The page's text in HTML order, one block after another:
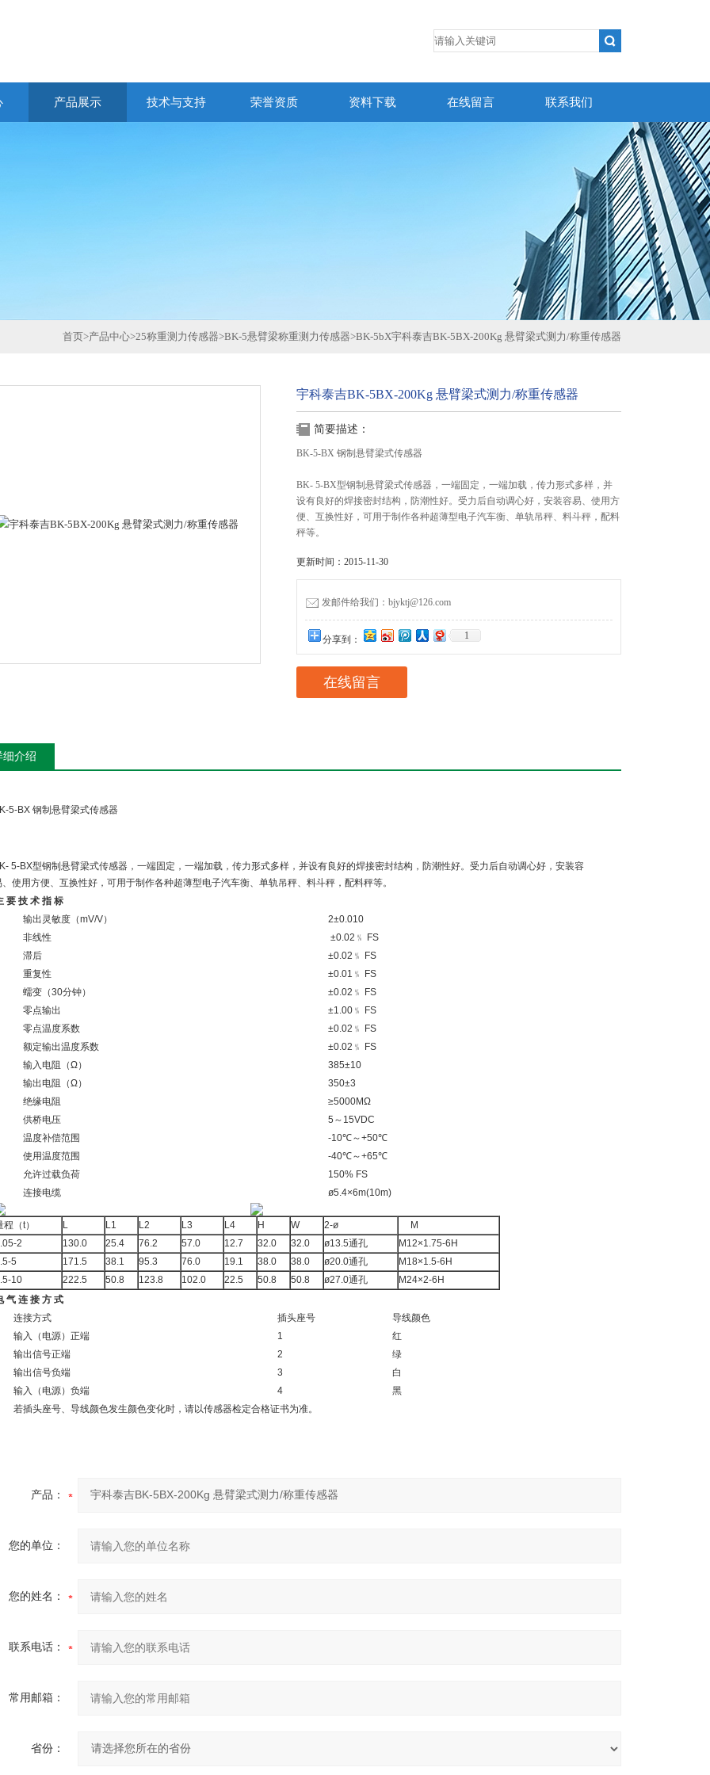
产品展示 技术与支持 荣誉资质 资料下载 在线留言 联系我们
首页>产品中心>25称重测力传感器>BK-5悬臂梁称重测力传感器>BK-5bX宇科泰吉BK-5BX-200Kg 悬臂梁式测力/称重传感器
宇科泰吉BK-5BX-200Kg 悬臂梁式测力/称重传感器
简要描述：
BK-5-BX 钢制悬臂梁式传感器
BK- 5-BX型钢制悬臂梁式传感器，一端固定，一端加载，传力形式多样，并
设有良好的焊接密封结构，防潮性好。受力后自动调心好，安装容易、使用方
便、互换性好，可用于制作各种超薄型电子汽车衡、单轨吊秤、料斗秤，配料
秤等。
更新时间：2015-11-30
发邮件给我们：bjyktj@126.com
分享到： 1
在线留言
细介绍
5-BX 钢制悬臂梁式传感器
5-BX型钢制悬臂梁式传感器，一端固定，一端加载，传力形式多样，并设有良好的焊接密封结构，防潮性好。受力后自动调心好，安装容
、使用方便、互换性好，可用于制作各种超薄型电子汽车衡、单轨吊秤、料斗秤，配料秤等。
要 技 术 指 标
输出灵敏度（mV/V）
2±0.010
非线性
±0.02﹪ FS
滞后
±0.02﹪ FS
重复性
±0.01﹪ FS
蠕变（30分钟）
±0.02﹪ FS
零点输出
±1.00﹪ FS
零点温度系数
±0.02﹪ FS
额定输出温度系数
±0.02﹪ FS
输入电阻（Ω）
385±10
输出电阻（Ω）
350±3
绝缘电阻
≥5000MΩ
供桥电压
5～15VDC
温度补偿范围
-10℃～+50℃
使用温度范围
-40℃～+65℃
允许过载负荷
150% FS
连接电缆
ø5.4×6m(10m)
程（t） L L1 L2 L3 L4 H W 2-ø
M
2
130.0 25.4 76.2 57.0 12.7 32.0 32.0 ø13.5通孔
M12×1.75-6H
5
171.5 38.1 95.3 76.0 19.1 38.0 38.0 ø20.0通孔
M18×1.5-6H
10
222.5 50.8 123.8 102.0 22.5 50.8 50.8 ø27.0通孔
M24×2-6H
气 连 接 方 式
连接方式
插头座号
导线颜色
输入（电源）正端
1
红
输出信号正端
2
绿
输出信号负端
3
白
输入（电源）负端
4
黑
若插头座号、导线颜色发生颜色变化时，请以传感器检定合格证书为准。
产品：
您的单位：
您的姓名：
联系电话：
常用邮箱：
省份：